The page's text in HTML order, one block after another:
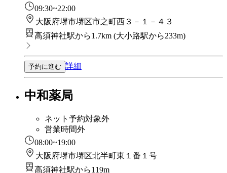
09:30~22:00
大阪府堺市堺区市之町西３－１－４３
高須神社駅から1.7km (大小路駅から233m)
予約に進む 詳細
中和薬局
ネット予約対象外
営業時間外
08:00~19:00
大阪府堺市堺区北半町東１番１号
高須神社駅から119m